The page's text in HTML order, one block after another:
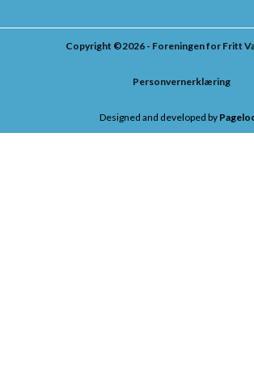
b
o
i
t
t
Copyright ©2026 - Foreningen for Fritt
Personvernerklæring
Designed and developed by